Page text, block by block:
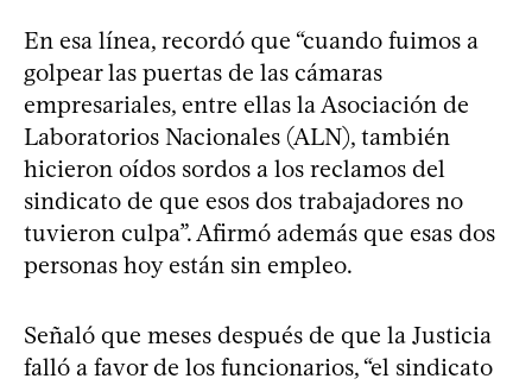
En esa línea, recordó que “cuando fuimos a
golpear las puertas de las cámaras
empresariales, entre ellas la Asociación de
Laboratorios Nacionales (ALN), también
hicieron oídos sordos a los reclamos del
sindicato de que esos dos trabajadores no
tuvieron culpa”. Afirmó además que esas dos
personas hoy están sin empleo.
Señaló que meses después de que la Justicia
falló a favor de los funcionarios, “el sindicato